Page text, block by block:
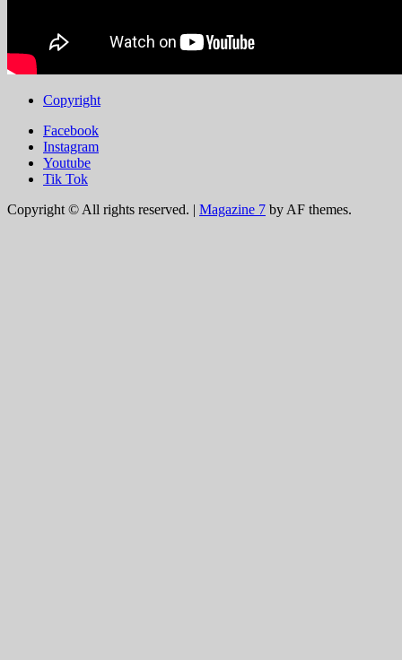
Copyright
Facebook
Instagram
Youtube
Tik Tok
Copyright © All rights reserved. | Magazine 7 by AF themes.